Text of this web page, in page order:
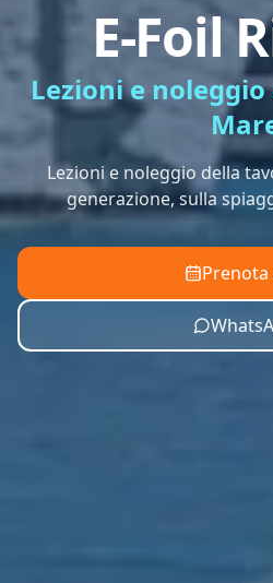
E-Foil
Lezioni e
Lezioni e noleggio della
generazione, sulla
Prenota